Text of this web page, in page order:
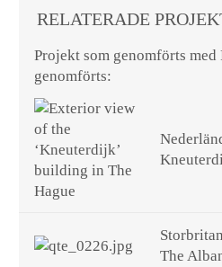
RELATERADE
Projekt som genomförts med
genomförts:
The